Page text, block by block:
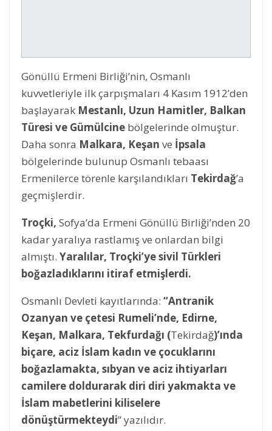
Gönüllü Ermeni Birliği’nin, Osmanlı
kuvvetleriyle ilk çarpışmaları 4 Kasım 1912’den
başlayarak Mestanlı, Uzun Hamitler, Balkan
Türesi ve Gümülcine bölgelerinde olmuştur.
Daha sonra Malkara, Keşan ve İpsala
bölgelerinde bulunup Osmanlı tebaası
Ermenilerce törenle karşılandıkları Tekirdağ’a
geçmişlerdir.
Troçki, Sofya’da Ermeni Gönüllü Birliği’nden 20
kadar yaralıya rastlamış ve onlardan bilgi
almıştı. Yaralılar, Troçki’ye sivil Türkleri
boğazladıklarını itiraf etmişlerdi.
Osmanlı Devleti kayıtlarında: “Antranik
Ozanyan ve çetesi Rumeli’nde, Edirne,
Keşan, Malkara, Tekfurdağı (Tekirdağ)’ında
biçare, aciz İslam kadın ve çocuklarını
boğazlamakta, sıbyan ve aciz ihtiyarları
camilere doldurarak diri diri yakmakta ve
İslam mabetlerini kiliselere
dönüştürmekteydi” yazılıdır.